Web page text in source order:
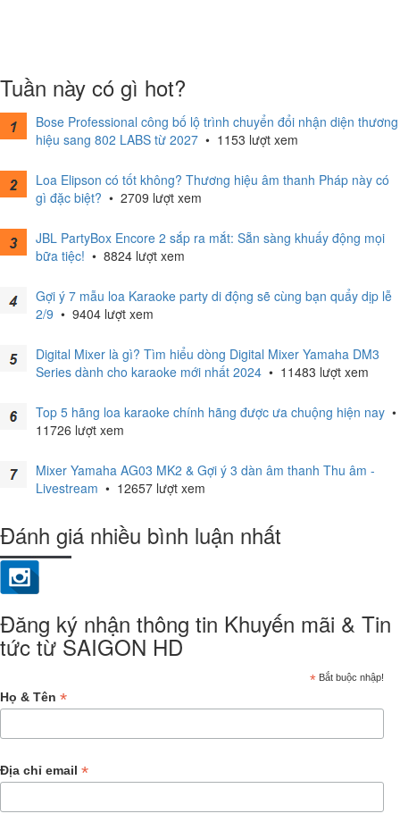
Tuần này có gì hot?
Bose Professional công bố lộ trình chuyển đổi nhận diện thương
hiệu sang 802 LABS từ 2027 • 1153 lượt xem
Loa Elipson có tốt không? Thương hiệu âm thanh Pháp này có
gì đặc biệt? • 2709 lượt xem
JBL PartyBox Encore 2 sắp ra mắt: Sẵn sàng khuấy động mọi
bữa tiệc! • 8824 lượt xem
Gợi ý 7 mẫu loa Karaoke party di động sẽ cùng bạn quẩy dịp lễ
2/9 • 9404 lượt xem
Digital Mixer là gì? Tìm hiểu dòng Digital Mixer Yamaha DM3
Series dành cho karaoke mới nhất 2024 • 11483 lượt xem
Top 5 hãng loa karaoke chính hãng được ưa chuộng hiện nay •
11726 lượt xem
Mixer Yamaha AG03 MK2 & Gợi ý 3 dàn âm thanh Thu âm -
Livestream • 12657 lượt xem
Đánh giá nhiều bình luận nhất
Đăng ký nhận thông tin Khuyến mãi & Tin
tức từ SAIGON HD
* Bắt buộc nhập!
Họ & Tên *
Địa chỉ email *